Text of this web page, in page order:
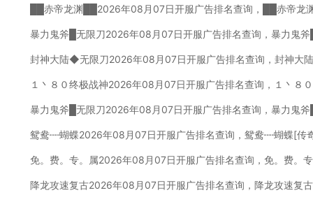
██赤帝龙渊██2026年08月07日开服广告排名查询，██赤帝龙
暴力鬼斧█无限刀2026年08月07日开服广告排名查询，暴力鬼
封神大陆◆无限刀2026年08月07日开服广告排名查询，封神大
１丶８０终极战神2026年08月07日开服广告排名查询，１丶８
暴力鬼斧█无限刀2026年08月07日开服广告排名查询，暴力鬼
鸳鸯┉蝴蝶2026年08月07日开服广告排名查询，鸳鸯┉蝴蝶[传
免。费。专。属2026年08月07日开服广告排名查询，免。费。
降龙攻速复古2026年08月07日开服广告排名查询，降龙攻速复